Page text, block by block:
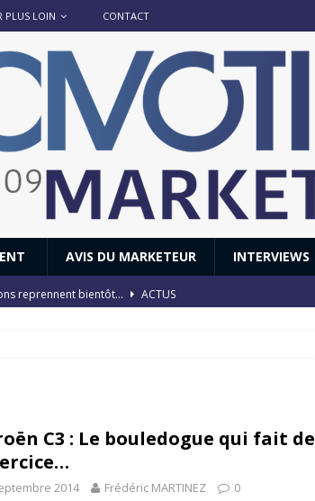
PLUS LOIN CONTACT
AVIS DU MARKETEUR INTERVIEWS
reprennent bientôt…
ACTUS
: Honda dévoile un spot publicitaire… confiné! ACTUS
C3 : Le bouledogue qui fait de
2014 Frédéric MARTINEZ 0